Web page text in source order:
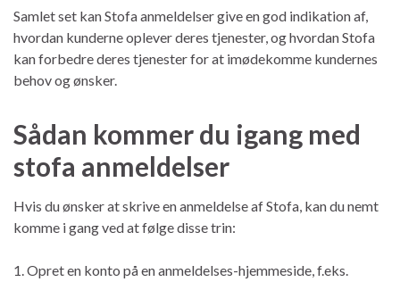
Samlet set kan Stofa anmeldelser give en god indikation af,
hvordan kunderne oplever deres tjenester, og hvordan Stofa
kan forbedre deres tjenester for at imødekomme kundernes
behov og ønsker.
Sådan kommer du igang med
stofa anmeldelser
Hvis du ønsker at skrive en anmeldelse af Stofa, kan du nemt
komme i gang ved at følge disse trin:
1. Opret en konto på en anmeldelses-hjemmeside, f.eks.